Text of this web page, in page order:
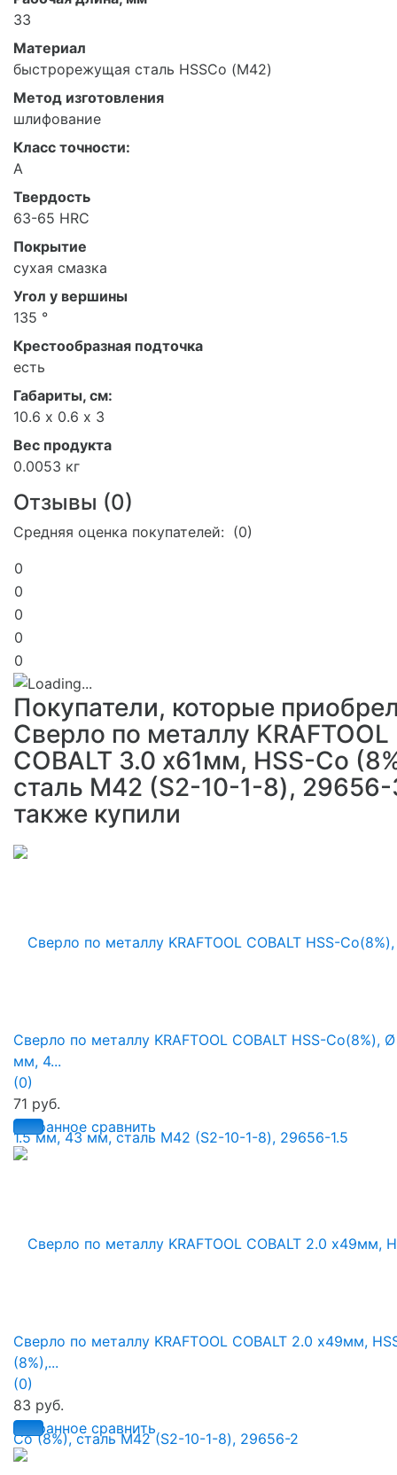
33
Материал
быстрорежущая сталь HSSCo (М42)
Метод изготовления
шлифование
Класс точности:
А
Твердость
63-65 HRC
Покрытие
сухая смазка
Угол у вершины
135 °
Крестообразная подточка
есть
Габариты, см:
10.6 х 0.6 х 3
Вес продукта
0.0053 кг
Отзывы (0)
Средняя оценка покупателей: (0)
0
0
0
0
0
Покупатели, которые
Сверло по металлу KRAFTOOL
COBALT 3.0 х61мм, HSS-Co
сталь М42 (S2-10-1-8), 29656-
также купили
избранное сравнить
Сверло по металлу KRAFTOOL COBALT HSS-Co(8%), Ø
мм, 4...
(0)
71 руб.
избранное сравнить
Сверло по металлу KRAFTOOL COBALT 2.0 х49мм,
(8%),...
(0)
83 руб.